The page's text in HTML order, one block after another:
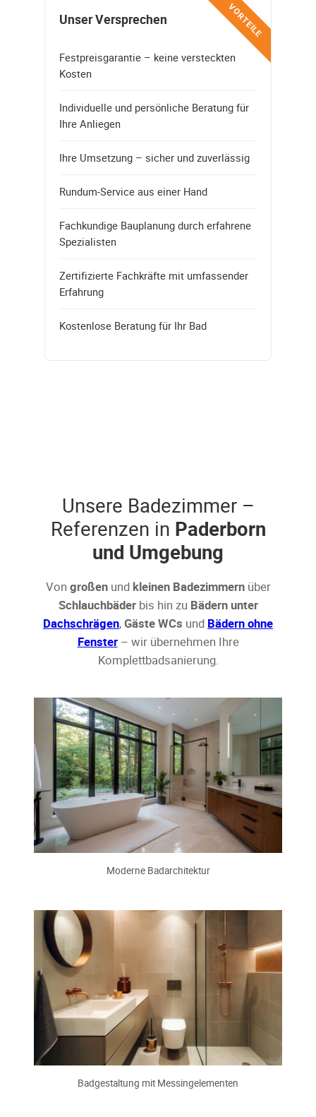
VORTEILE
Unser Versprechen
Festpreisgarantie – keine versteckten
Kosten
Individuelle und persönliche Beratung für
Ihre Anliegen
Ihre Umsetzung – sicher und zuverlässig
Rundum-Service aus einer Hand
Fachkundige Bauplanung durch erfahrene
Spezialisten
Zertifizierte Fachkräfte mit umfassender
Erfahrung
Kostenlose Beratung für Ihr Bad
Unsere Badezimmer –
Referenzen in Paderborn
und Umgebung
Von großenund kleinen Badezimmernüber
Schlauchbäderbis hin zu Bädern unter
Dachschrägen,Gäste WCs und Bädern ohne
Fenster– wir übernehmen Ihre
Komplettbadsanierung.
Moderne Badarchitektur
Badgestaltung mit Messingelementen